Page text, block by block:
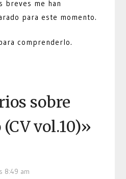
breves me han
para este momento.
comprenderlo.
sobre
vol.10)»
8:49 am